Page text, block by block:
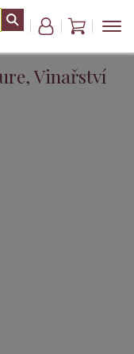
Vinařství